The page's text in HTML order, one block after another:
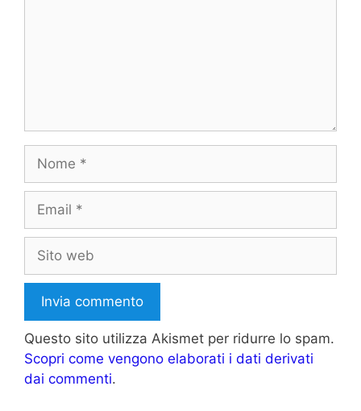
web
Questo sito utilizza Akismet per ridurre lo spam.
Scopri come vengono elaborati i dati derivati
dai commenti.